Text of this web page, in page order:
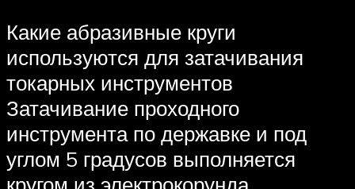
Какие абразивные круги
используются для затачивания
токарных инструментов
Затачивание проходного
инструмента по державке и под
углом 5 градусов выполняется